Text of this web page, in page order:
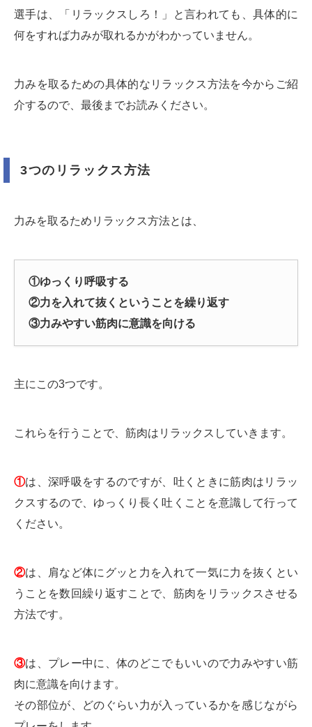
選手は、「リラックスしろ！」と言われても、具体的に
何をすれば力みが取れるかがわかっていません。
力みを取るための具体的なリラックス方法を今からご紹
介するので、最後までお読みください。
3つのリラックス方法
力みを取るためリラックス方法とは、
①ゆっくり呼吸する
②力を入れて抜くということを繰り返す
③力みやすい筋肉に意識を向ける
主にこの3つです。
これらを行うことで、筋肉はリラックスしていきます。
①は、深呼吸をするのですが、吐くときに筋肉はリラッ
クスするので、ゆっくり長く吐くことを意識して行って
ください。
②は、肩など体にグッと力を入れて一気に力を抜くとい
うことを数回繰り返すことで、筋肉をリラックスさせる
方法です。
③は、プレー中に、体のどこでもいいので力みやすい筋
肉に意識を向けます。
その部位が、どのぐらい力が入っているかを感じながら